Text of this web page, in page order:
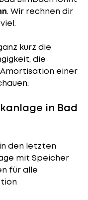
. Wir rechnen dir
kurz die
die
einer
in Bad
den letzten
mit Speicher
für alle